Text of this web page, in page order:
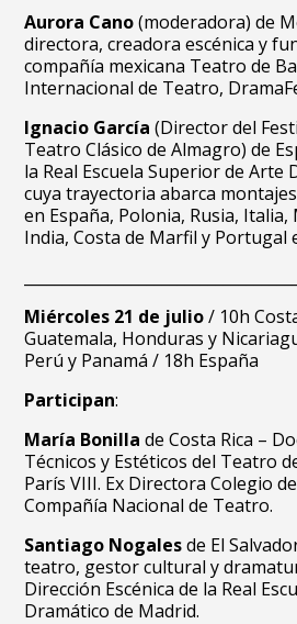
Aurora Cano(moderadora) de
directora, creadora escénica y
compañía mexicana Teatro de
Internacional de Teatro,
Ignacio García (Director del
Teatro Clásico de Almagro) de
la Real Escuela Superior de Arte
cuya trayectoria abarca
en España, Polonia, Rusia, Italia,
India, Costa de Marfil y Portugal
Miércoles 21 de julio/ 10h
Guatemala, Honduras y
Perú y Panamá / 18h España
Participan:
María Bonilla de Costa Rica –
Técnicos y Estéticos del Teatro
París VIII. Ex Directora Colegio
Compañía Nacional de Teatro.
Santiago Nogalesde El
teatro, gestor cultural y
Dirección Escénica de la Real
Dramático de Madrid.